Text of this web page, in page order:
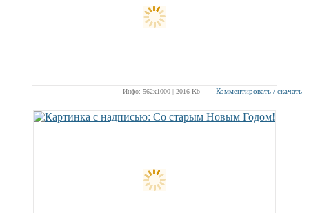
Инфо: 562х1000 | 2016 Kb Комментировать / скачать